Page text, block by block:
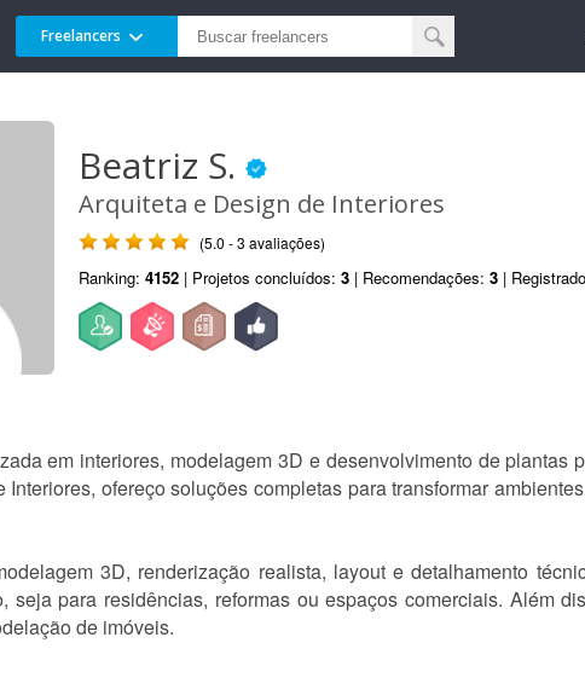
Freelancers
Beatriz S.
Arquiteta e Design de Interiores
(5.0 - 3 avaliações)
Ranking: 4152 | Projetos concluídos: 3 | Recomendações: 3 |
em interiores, modelagem 3D e desenvolvimento de plantas
Interiores, ofereço soluções completas para transformar
3D, renderização realista, layout e detalhamento
seja para residências, reformas ou espaços comerciais. Além
de imóveis.